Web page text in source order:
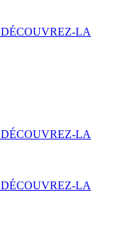
DÉCOUVREZ-LA
DÉCOUVREZ-LA
DÉCOUVREZ-LA